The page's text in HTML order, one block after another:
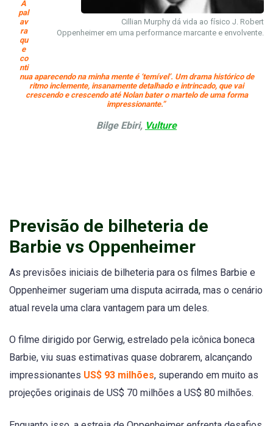
Cillian Murphy dá vida ao físico J. Robert
Oppenheimer em uma performance marcante e envolvente.
A
pal
av
ra
qu
e
co
nti
nua aparecendo na minha mente é ‘temível’. Um drama histórico de
ritmo inclemente, insanamente detalhado e intrincado, que vai
crescendo e crescendo até Nolan bater o martelo de uma forma
impressionante.”
Bilge Ebiri, Vulture
Previsão de bilheteria de
Barbie vs Oppenheimer
As previsões iniciais de bilheteria para os filmes Barbie e
Oppenheimer sugeriam uma disputa acirrada, mas o cenário
atual revela uma clara vantagem para um deles.
O filme dirigido por Gerwig, estrelado pela icônica boneca
Barbie, viu suas estimativas quase dobrarem, alcançando
impressionantes US$ 93 milhões, superando em muito as
projeções originais de US$ 70 milhões a US$ 80 milhões.